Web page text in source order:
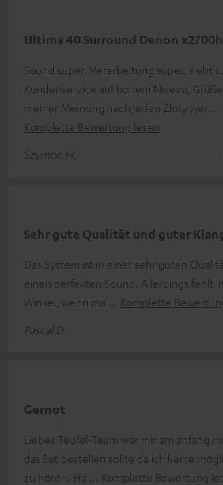
Ultima 40 Surround Denon x2700h
Sound super, Verarbeitung super, sieht
Kundenservice auf hohem Niveau,
meiner Meinung nach jeden Zloty wer
Komplette Bewertung lesen
Szymon H.
Sehr gute Qualität und guter
Das System ist in einer sehr guten
einen perfekten Sound. Allerdings fehlt
Winkel, wenn ma
Komplette
Pascal D.
Gernot
Liebes Teufel-Team war mir am anfang
das Set bestellen sollte da ich keine
zu hören. Ha
Komplette Bewertung